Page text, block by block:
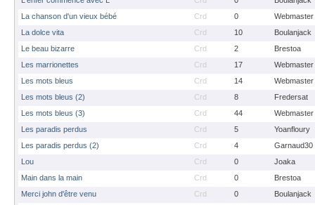
La chanson d'un vieux bébé
Crd 0
Webmaster
La dolce vita
Crd 10
Boulanjack
Le beau bizarre
Crd 2
Brestoa
Les marrionettes
Crd 17
Webmaster
Les mots bleus
Crd 14
Webmaster
Les mots bleus (2)
Crd 8
Fredersat
Les mots bleus (3)
Crd 44
Webmaster
Les paradis perdus
Crd 5
Yoanfloury
Les paradis perdus (2)
Crd 4
Garnaud30
Lou
Crd 0
Joaka
Main dans la main
Crd 0
Brestoa
Merci john d'être venu
Crd 0
Boulanjack